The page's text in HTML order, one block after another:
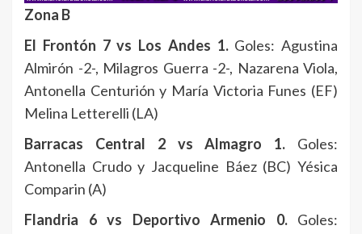
Zona B
El Frontón 7 vs Los Andes 1.Goles: Agustina
Almirón -2-, Milagros Guerra -2-, Nazarena Viola,
Antonella Centurión y María Victoria Funes (EF)
Melina Letterelli (LA)
Barracas Central 2 vs Almagro 1. Goles:
Antonella Crudo y Jacqueline Báez (BC) Yésica
Comparin (A)
Flandria 6 vs Deportivo Armenio 0.Goles: